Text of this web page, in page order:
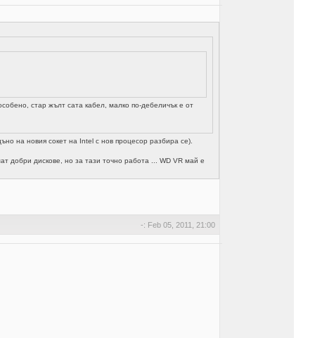
стар жълт сата кабел, малко по-дебеличък е от
на новия сокет на Intel с нов процесор разбира се).
добри дискове, но за тази точно работа ... WD VR май е
-: Feb 05, 2011, 21:00